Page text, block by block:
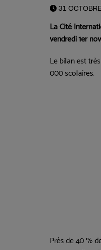
31
La Cité
vendredi 1er
Le bilan est
000 scolaires.
Près de 40 %